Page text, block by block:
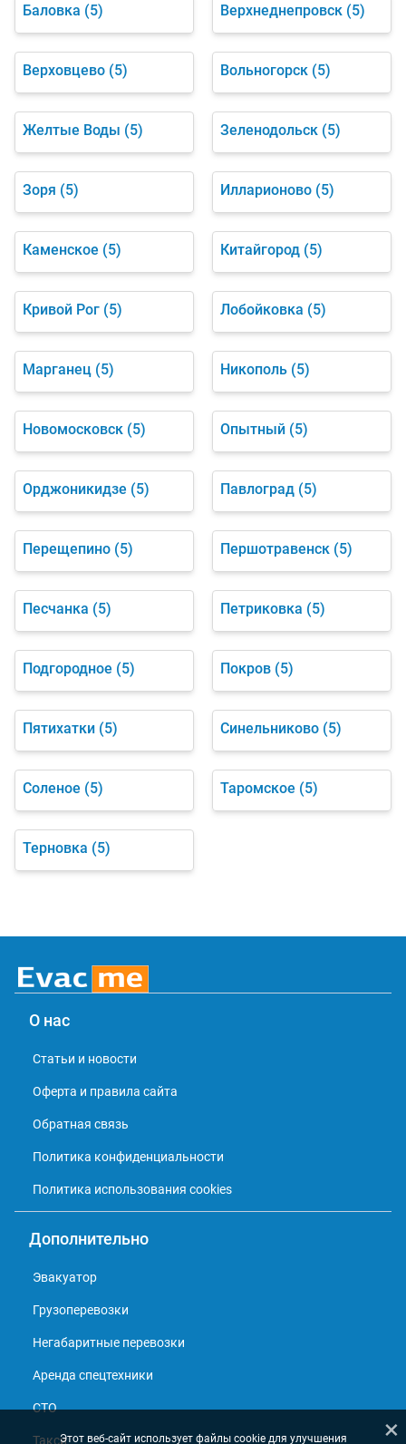
Баловка (5) Верхнеднепровск (5)
Верховцево (5) Вольногорск (5)
Желтые Воды (5) Зеленодольск (5)
Зоря (5) Илларионово (5)
Каменское (5) Китайгород (5)
Кривой Рог (5) Лобойковка (5)
Марганец (5) Никополь (5)
Новомосковск (5) Опытный (5)
Орджоникидзе (5) Павлоград (5)
Перещепино (5) Першотравенск (5)
Песчанка (5) Петриковка (5)
Подгородное (5) Покров (5)
Пятихатки (5) Синельниково (5)
Соленое (5) Таромское (5)
Терновка (5)
О нас
Статьи и новости
Оферта и правила сайта
Обратная связь
Политика конфиденциальности
Политика использования cookies
Дополнительно
Эвакуатор
Грузоперевозки
Негабаритные перевозки
Аренда спецтехники
СТО
Такси ×
Этот веб-сайт использует файлы cookie для улучшения